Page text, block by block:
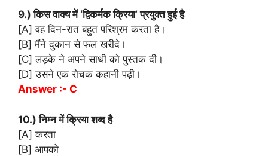
9.) किस वाक्य में ‘द्विकर्मक क्रिया’ प्रयुक्त हुई है
[A] वह दिन-रात बहुत परिश्रम करता है।
[B] मैंने दुकान से फल खरीदे।
[C] लड़के ने अपने साथी को पुस्तक दी।
[D] उसने एक रोचक कहानी पढ़ी।
Answer :- C
10.) निम्न में क्रिया शब्द है
[A] करता
[B] आपको